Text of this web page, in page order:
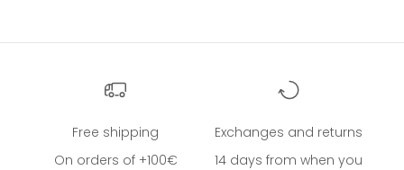
Free shipping
On orders of +100€
Exchanges and returns
14 days from when you